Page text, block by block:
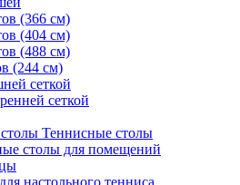
(366 см)
(404 см)
(488 см)
(244 см)
сеткой
сеткой
Теннисные столы
столы для помещений
настольного тенниса